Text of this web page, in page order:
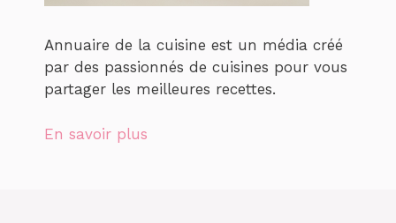
Annuaire de la cuisine est un média créé
par des passionnés de cuisines pour vous
partager les meilleures recettes.
En savoir plus